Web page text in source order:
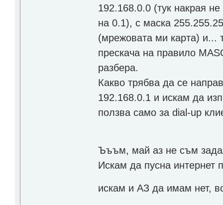
192.168.0.0 (тук накрая
на 0.1), с маска
(мрежовата ми карта) и...
прескача на правило
разбера.
Какво трябва да се
192.168.0.1 и искам да
ползва само за dial-up
Ъъъм, май аз не съм
Искам да пусна интернет
искам и АЗ да имам нет,